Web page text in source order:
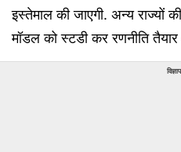
इस्तेमाल की जाएगी. अन्य राज्यों
मॉडल को स्टडी कर रणनीति